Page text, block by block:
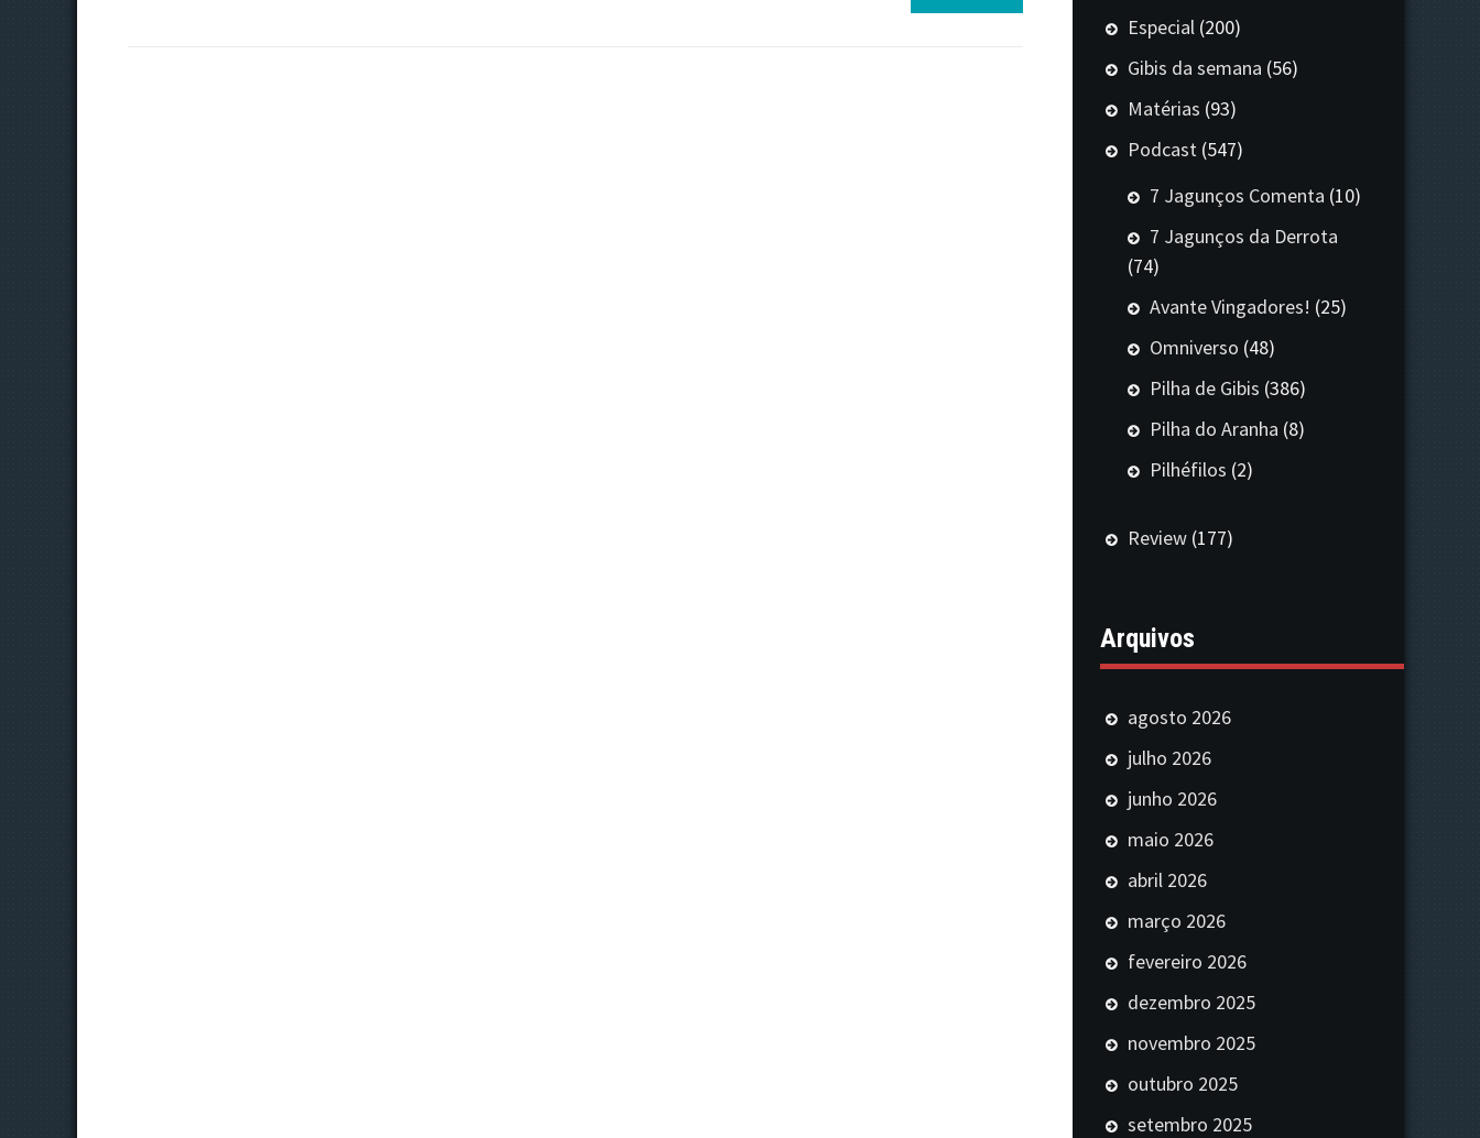
Especial (200)
Gibis da semana (56)
Matérias (93)
Podcast (547)
7 Jagunços Comenta (10)
7 Jagunços da Derrota
(74)
Avante Vingadores! (25)
Omniverso (48)
Pilha de Gibis (386)
Pilha do Aranha (8)
Pilhéfilos (2)
Review (177)
Arquivos
agosto 2026
julho 2026
junho 2026
maio 2026
abril 2026
março 2026
fevereiro 2026
dezembro 2025
novembro 2025
outubro 2025
setembro 2025